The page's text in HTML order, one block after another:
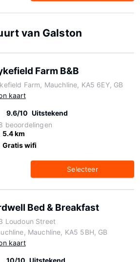
van Galston
Farm B&B
Farm, Mauchline, KA5 6EY, GB
kaart
9.6/10 Uitstekend
beoordelingen
5.4 km
Gratis wifi
Selecteer
Bed & Breakfast
Loudoun Street
Mauchline, KA5 5BH, GB
kaart
10/10 Uitstekend